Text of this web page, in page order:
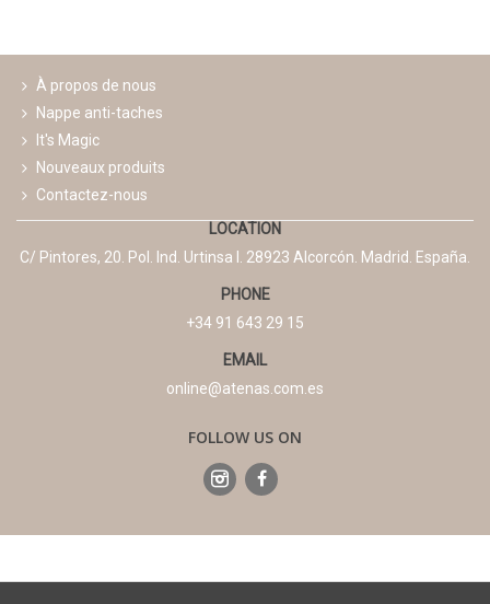
À propos de nous
Nappe anti-taches
It's Magic
Nouveaux produits
Contactez-nous
LOCATION
C/ Pintores, 20. Pol. Ind. Urtinsa I. 28923 Alcorcón. Madrid. España.
PHONE
+34 91 643 29 15
EMAIL
online@atenas.com.es
FOLLOW US ON